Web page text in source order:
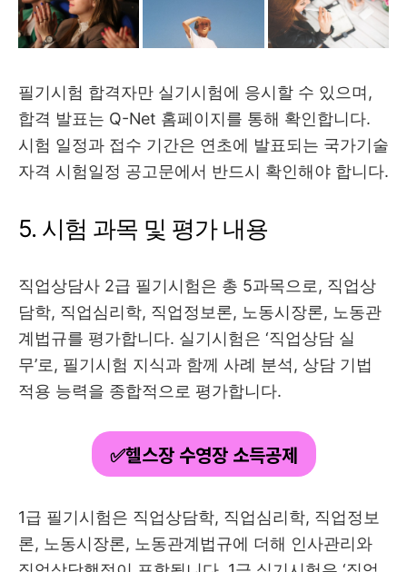
필기시험 합격자만 실기시험에 응시할 수 있으며,
합격 발표는 Q-Net 홈페이지를 통해 확인합니다.
시험 일정과 접수 기간은 연초에 발표되는 국가기술
자격 시험일정 공고문에서 반드시 확인해야 합니다.
5. 시험 과목 및 평가 내용
직업상담사 2급 필기시험은 총 5과목으로, 직업상
담학, 직업심리학, 직업정보론, 노동시장론, 노동관
계법규를 평가합니다. 실기시험은 ‘직업상담 실
무’로, 필기시험 지식과 함께 사례 분석, 상담 기법
적용 능력을 종합적으로 평가합니다.
✅헬스장 수영장 소득공제
1급 필기시험은 직업상담학, 직업심리학, 직업정보
론, 노동시장론, 노동관계법규에 더해 인사관리와